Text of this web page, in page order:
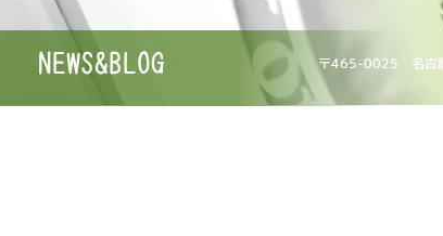
〒465-0025 名古
NEWS&BLOG